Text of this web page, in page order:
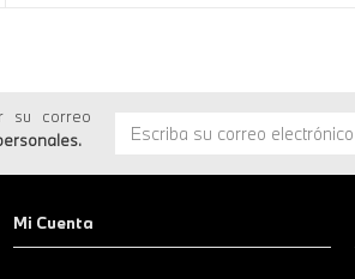
su correo
.
Mi Cuenta